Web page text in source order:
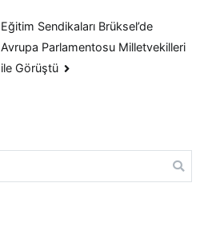
Eğitim Sendikaları Brüksel’de
Avrupa Parlamentosu Milletvekilleri
ile Görüştü